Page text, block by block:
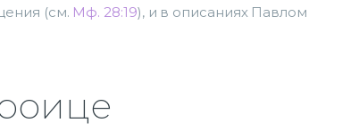
(см. Мф. 28:19), и в описаниях Павлом